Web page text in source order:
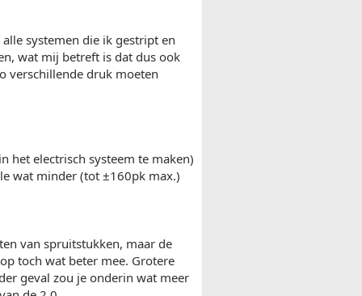
systemen die ik gestript en
wat mij betreft is dat dus ook
verschillende druk moeten
het electrisch systeem te maken)
wat minder (tot ±160pk max.)
van spruitstukken, maar de
toch wat beter mee. Grotere
geval zou je onderin wat meer